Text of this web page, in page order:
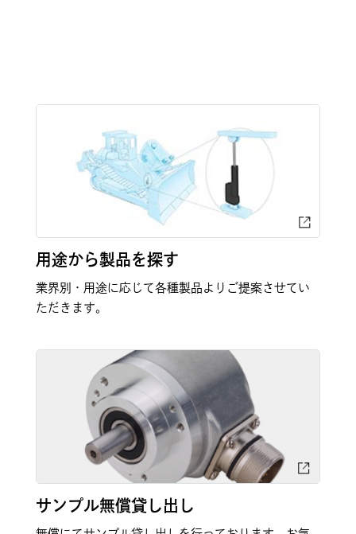
用途から製品を探す
業界別・用途に応じて各種製品よりご提案させてい
ただきます。
サンプル無償貸し出し